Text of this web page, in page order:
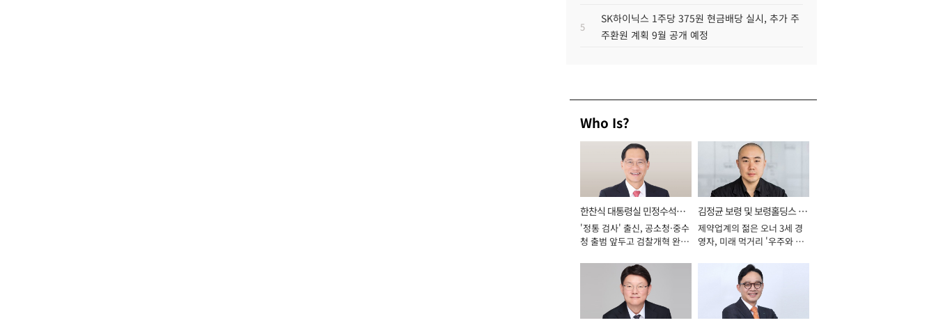
5
SK하이닉스 1주당 375원 현금배당 실시, 추가 주
주환원 계획 9월 공개 예정
Who Is?
한찬식 대통령실 민정수석비
서관
'정통 검사' 출신, 공소청·중수
청 출범 앞두고 검찰개혁 완수
김정균 보령 및 보령홀딩스 대
표이사 사장
제약업계의 젊은 오너 3세 경
영자, 미래 먹거리 '우주와 헬